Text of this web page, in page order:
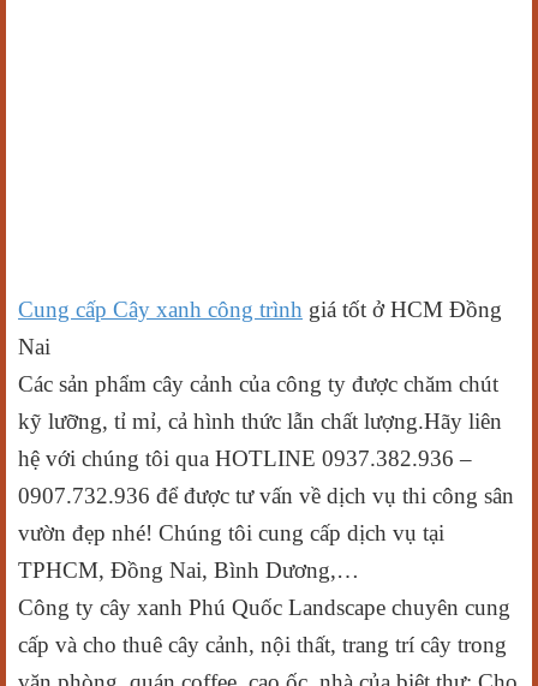
Cung cấp Cây xanh công trình giá tốt ở HCM Đồng
Nai
Các sản phẩm cây cảnh của công ty được chăm chút
kỹ lưỡng, tỉ mỉ, cả hình thức lẫn chất lượng.Hãy liên
hệ với chúng tôi qua HOTLINE 0937.382.936 –
0907.732.936 để được tư vấn về dịch vụ thi công sân
vườn đẹp nhé! Chúng tôi cung cấp dịch vụ tại
TPHCM, Đồng Nai, Bình Dương,…
Công ty cây xanh Phú Quốc Landscape chuyên cung
cấp và cho thuê cây cảnh, nội thất, trang trí cây trong